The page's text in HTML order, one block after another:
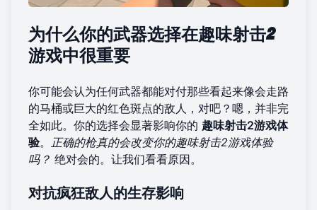
为什么你的武器选择在趣味射击2
游戏中很重要
你可能会认为任何武器都能对付那些看起来像会走路
的马桶或巨大的红色斑点的敌人，对吧？嗯，并非完
全如此。你的选择会显著影响你的 趣味射击2游戏体
验。
正确的枪真的会改变你的趣味射击2游戏体验
吗？ 绝对会的。让我们看看原因。
对抗疯狂敌人的生存影响